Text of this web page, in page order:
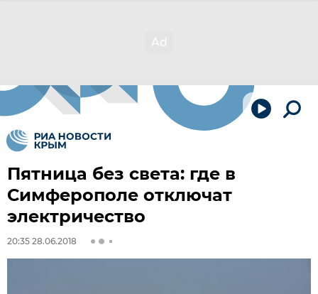
Пятница без света: где в
Симферополе отключат
электричество
20:35 28.06.2018